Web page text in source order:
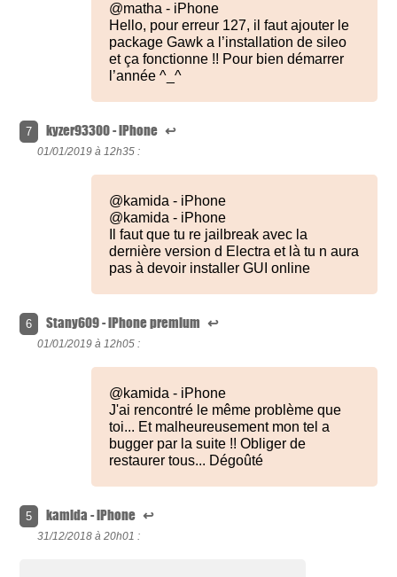
@matha - iPhone
Hello, pour erreur 127, il faut ajouter le
package Gawk a l’installation de sileo
et ça fonctionne !! Pour bien démarrer
l’année ^_^
7 kyzer93300 - iPhone ↩
01/01/2019 à 12h35 :
@kamida - iPhone
@kamida - iPhone
Il faut que tu re jailbreak avec la
dernière version d Electra et là tu n aura
pas à devoir installer GUI online
6 Stany609 - iPhone premium ↩
01/01/2019 à 12h05 :
@kamida - iPhone
J'ai rencontré le même problème que
toi... Et malheureusement mon tel a
bugger par la suite !! Obliger de
restaurer tous... Dégoûté
5 kamida - iPhone ↩
31/12/2018 à 20h01 :